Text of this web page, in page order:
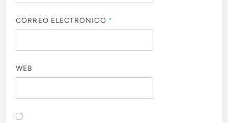
CORREO ELECTRÓNICO *
WEB